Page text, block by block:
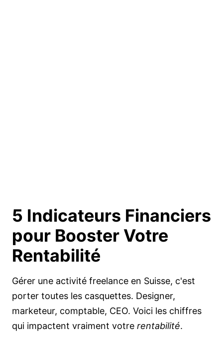
5 Indicateurs Financiers
pour Booster Votre
Rentabilité
Gérer une activité freelance en Suisse, c'est
porter toutes les casquettes. Designer,
marketeur, comptable, CEO. Voici les chiffres
qui impactent vraiment votre rentabilité.